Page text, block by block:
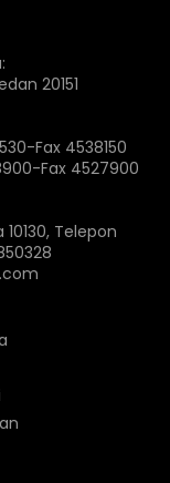
20151
Fax 4538150
Fax 4527900
Telepon